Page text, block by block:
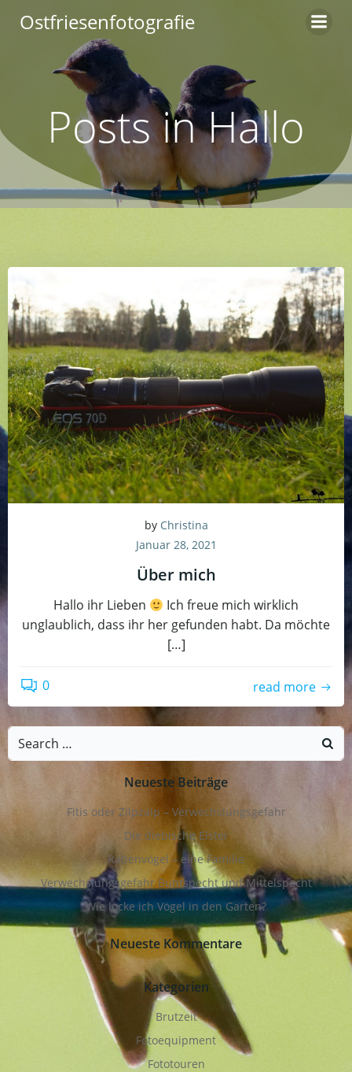
Inhalt
Ostfriesenfotografie
Posts in Hallo
by Christina
Januar 28, 2021
Über mich
Hallo ihr Lieben
Ich freue mich wirklich
unglaublich, dass ihr her gefunden habt. Da möchte
[…]
0 read more
Search
for:
Neueste Beiträge
Fitis oder Zilpzalp – Verwechslungsgefahr
Die diebische Elster
Rabenvögel – eine Familie
Verwechslungsgefahr Buntspecht und Mittelspecht
Wie locke ich Vögel in den Garten?
Neueste Kommentare
Kategorien
Brutzeit
Fotoequipment
Fototouren